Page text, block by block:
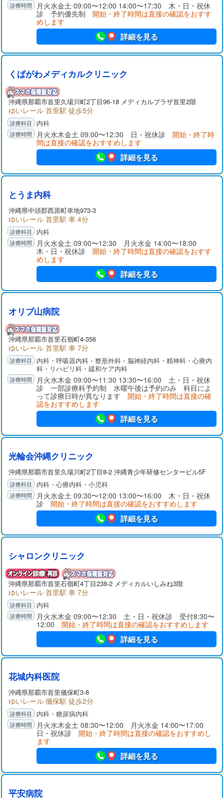
月火水金土 09:00〜12:00 14:00〜17:30 木・日・祝休
診 予約優先制 開始・終了時間は直接の確認をおすす
めします
詳細を見る
くばがわメディカルクリニック
沖縄県那覇市首里久場川町2丁目96-18 メディカルプラザ首里2階
ゆいレール 首里駅 徒歩5分
内科
月火水木金土 09:00〜12:30 日・祝休診 開始・終了時
間は直接の確認をおすすめします
詳細を見る
とうま内科
沖縄県中頭郡西原町幸地973-3
ゆいレール 首里駅 車 4分
内科
月火水金土 09:00〜12:30 月火水金 14:00〜18:00
木・日・祝休診 開始・終了時間は直接の確認をおすす
めします
詳細を見る
オリブ山病院
沖縄県那覇市首里石嶺町4-356
ゆいレール 首里駅 車 7分
内科・呼吸器内科・整形外科・脳神経内科・精神科・心療内
科・リハビリ科・緩和ケア内科
月火水木金 09:00〜11:30 13:30〜16:00 土・日・祝休
診 一部診療科予約制 水曜午後は予約のみ 科目によ
って診療日時が異なります 開始・終了時間は直接の確
認をおすすめします
詳細を見る
光輪会沖縄クリニック
沖縄県那覇市首里久場川町2丁目8-2 沖縄青少年研修センタービル5F
内科・心療内科・小児科
月火水金土 09:30〜12:00 13:00〜16:00 木・日・祝休
診 開始・終了時間は直接の確認をおすすめします
詳細を見る
シャロンクリニック
沖縄県那覇市首里石嶺町4丁目238-2 メディカルいしみね3階
ゆいレール 首里駅 車 7分
内科
月火水木金 09:00〜12:30 土・日・祝休診 受付8:30〜
12:00 開始・終了時間は直接の確認をおすすめします
詳細を見る
花城内科医院
沖縄県那覇市首里儀保町3-8
ゆいレール 儀保駅 徒歩2分
内科・糖尿病内科
月火水木金土 08:30〜12:00 月火水金 14:00〜17:00
日・祝休診 開始・終了時間は直接の確認をおすすめし
ます
詳細を見る
平安病院